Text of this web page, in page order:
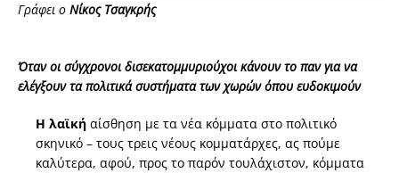
Γράφει ο Νίκος Τσαγκρής
Όταν οι σύγχρονοι δισεκατομμυριούχοι κάνουν το παν για να
ελέγξουν τα πολιτικά συστήματα των χωρών όπου ευδοκιμούν
Η λαϊκή αίσθηση με τα νέα κόμματα στο πολιτικό
σκηνικό – τους τρεις νέους κομματάρχες, ας πούμε
καλύτερα, αφού, προς το παρόν τουλάχιστον, κόμματα